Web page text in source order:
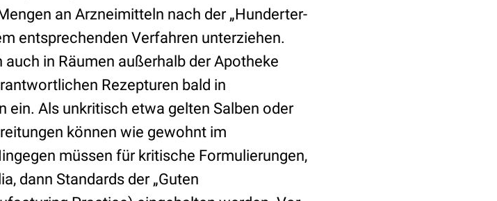
an Arzneimitteln nach der „Hunderter-
entsprechenden Verfahren unterziehen.
in Räumen außerhalb der Apotheke
Rezepturen bald in
ein. Als unkritisch etwa gelten Salben oder
können wie gewohnt im
müssen für kritische Formulierungen,
dann Standards der „Guten